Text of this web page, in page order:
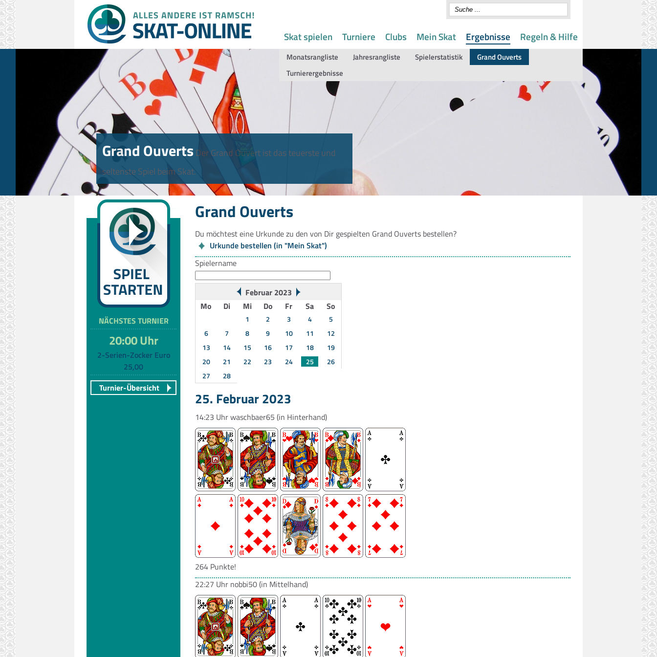
Skat spielen Turniere Clubs Mein Skat Ergebnisse
Monatsrangliste Jahresrangliste Spielerstatistik
Grand Ouverts
Turnierergebnisse
Regeln & Hilfe
Grand Ouverts Der Grand Ouvert ist das teuerste und
seltenste Spiel beim Skat.
NÄCHSTES TURNIER
20:00 Uhr
2-Serien-Zocker Euro
25,00
Turnier-Übersicht
Grand Ouverts
Du möchtest eine Urkunde zu den von Dir gespielten Grand Ouverts bestellen?
Urkunde bestellen (in "Mein Skat")
Spielername
Februar 2023
Mo
Di Mi Do Fr Sa So
1 2 3 4
5
6
7 8 9 10 11
12
13
14 15 16 17 18
19
20
21 22 23 24 25
26
27
28
25. Februar 2023
14:23 Uhrwaschbaer65 (in Hinterhand)
264 Punkte!
22:27 Uhr nobbi50(in Mittelhand)